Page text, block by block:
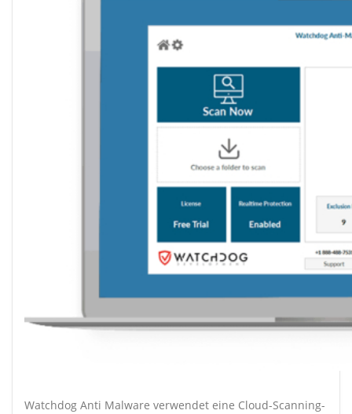
Watchdog Anti Malware verwendet eine Cloud-Scanning-